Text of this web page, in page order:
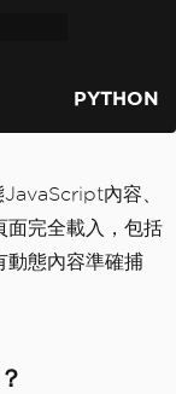
PYTHON
內容、
完全載入，包括
態內容準確捕